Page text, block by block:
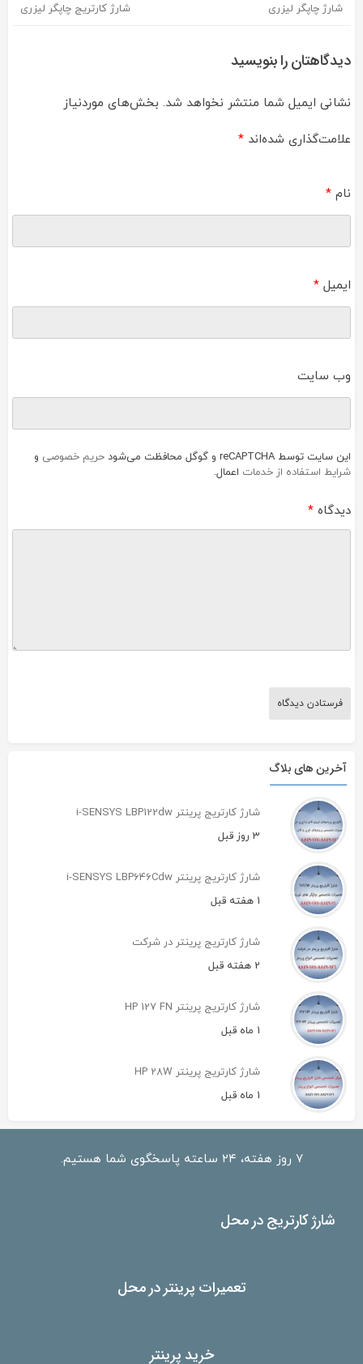
راهبری
شارژ چاپگر لیزری شارژ کارتریج چاپگر لیزری
دیدگاهتان را بنویسید
نشانی ایمیل شما منتشر نخواهد شد. بخش‌های موردنیاز
علامت‌گذاری شده‌اند *
نام *
ایمیل *
وب‌ سایت
این سایت توسط reCAPTCHA و گوگل محافظت می‌شود حریم خصوصی و
شرایط استفاده از خدمات اعمال.
دیدگاه *
آخرین های بلاگ
شارژ کارتریج پرینتر i-SENSYS LBP122dw
3 روز قبل
شارژ کارتریج پرینتر i-SENSYS LBP646Cdw
1 هفته قبل
شارژ کارتریج پرینتر در شرکت
2 هفته قبل
شارژ کارتریج پرینتر HP 127 FN
1 ماه قبل
شارژ کارتریج پرینتر HP 28W
1 ماه قبل
۷ روز هفته، ۲۴ ساعته پاسخگوی شما هستیم.
شارژ کارتریج در محل
تعمیرات پرینتر در محل
خرید پرینتر